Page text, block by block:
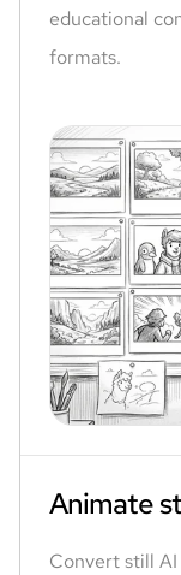
educational
formats.
Animate
Convert still